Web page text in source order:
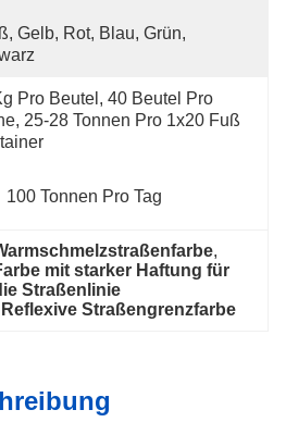
Gelb, Rot, Blau, Grün,
Pro Beutel, 40 Beutel Pro
25-28 Tonnen Pro 1x20 Fuß
100 Tonnen Pro Tag
,
mit starker Haftung für
Straßenlinie
Reflexive Straßengrenzfarbe